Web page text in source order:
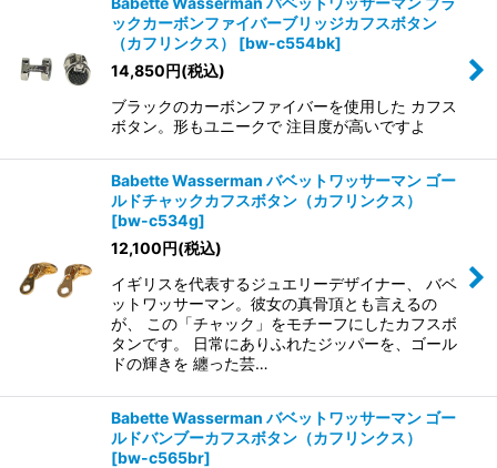
ックカーボンファイバーブリッジカフスボタン
（カフリンクス）
[bw-c554bk]
14,850円(税込)
ブラックのカーボンファイバーを使用した カフス
ボタン。形もユニークで 注目度が高いですよ
Babette Wasserman バベットワッサーマン ゴー
ルドチャックカフスボタン（カフリンクス）
[bw-c534g]
12,100円(税込)
イギリスを代表するジュエリーデザイナー、 バベ
ットワッサーマン。彼女の真骨頂とも言えるの
が、 この「チャック」をモチーフにしたカフスボ
タンです。 日常にありふれたジッパーを、ゴール
ドの輝きを 纏った芸…
Babette Wasserman バベットワッサーマン ゴー
ルドバンブーカフスボタン（カフリンクス）
[bw-c565br]